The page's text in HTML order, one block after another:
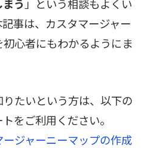
う 」という相談もよくい
事は、カスタマージャー
心者にもわかるようにま
たいという方は、以下の
をご利用ください。
ージャーニーマップの作成